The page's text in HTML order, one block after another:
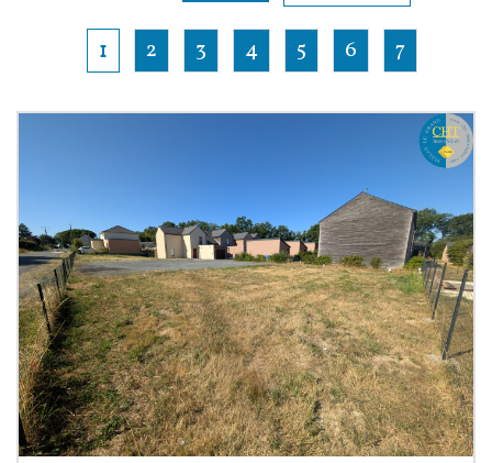
1 2 3 4 5 6 7